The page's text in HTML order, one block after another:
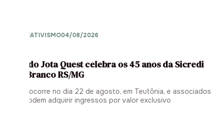
COOPERATIVISMO04/08/2026
Show do Jota Quest celebra os 45 anos da Sicredi
Ouro Branco RS/MG
Evento ocorre no dia 22 de agosto, em Teutônia, e associados
ainda podem adquirir ingressos por valor exclusivo